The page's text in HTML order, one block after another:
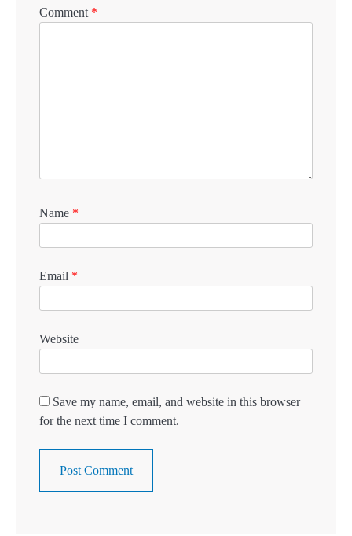
Comment *
Name *
Email *
Website
Save my name, email, and website in this browser
for the next time I comment.